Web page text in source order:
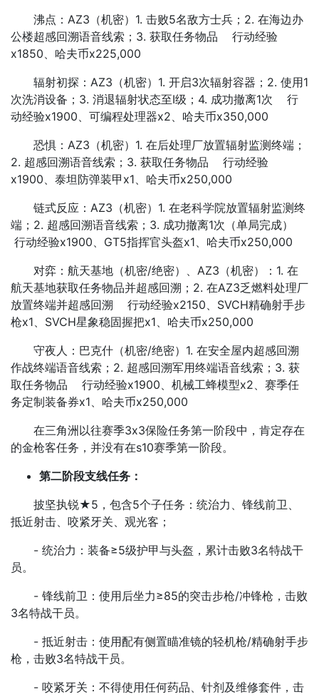
沸点：AZ3（机密）1. 击败5名敌方士兵；2. 在海边办
公楼超感回溯语音线索；3. 获取任务物品 行动经验
x1850、哈夫币x225,000
辐射初探：AZ3（机密）1. 开启3次辐射容器；2. 使用1
次洗消设备；3. 消退辐射状态至Ⅰ级；4. 成功撤离1次 行
动经验x1900、可编程处理器x2、哈夫币x350,000
恐惧：AZ3（机密）1. 在后处理厂放置辐射监测终端；
2. 超感回溯语音线索；3. 获取任务物品 行动经验
x1900、泰坦防弹装甲x1、哈夫币x250,000
链式反应：AZ3（机密）1. 在老科学院放置辐射监测终
端；2. 超感回溯语音线索；3. 成功撤离1次（单局完成）
行动经验x1900、GT5指挥官头盔x1、哈夫币x250,000
对弈：航天基地（机密/绝密）、AZ3（机密）：1. 在
航天基地获取任务物品并超感回溯；2. 在AZ3乏燃料处理厂
放置终端并超感回溯 行动经验x2150、SVCH精确射手步
枪x1、SVCH星象稳固握把x1、哈夫币x250,000
守夜人：巴克什（机密/绝密）1. 在安全屋内超感回溯
作战终端语音线索；2. 超感回溯军用终端语音线索；3. 获
取任务物品 行动经验x1900、机械工蜂模型x2、赛季任
务定制装备券x1、哈夫币x250,000
在三角洲以往赛季3x3保险任务第一阶段中，肯定存在
的金枪客任务，并没有在s10赛季第一阶段。
第二阶段支线任务：
披坚执锐★5，包含5个子任务：统治力、锋线前卫、
抵近射击、咬紧牙关、观光客；
- 统治力：装备≥5级护甲与头盔，累计击败3名特战干
员。
- 锋线前卫：使用后坐力≥85的突击步枪/冲锋枪，击败
3名特战干员。
- 抵近射击：使用配有侧置瞄准镜的轻机枪/精确射手步
枪，击败3名特战干员。
- 咬紧牙关：不得使用任何药品、针剂及维修套件，击